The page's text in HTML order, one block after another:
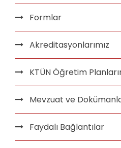
Formlar
Akreditasyonlarımız
KTÜN Öğretim
Mevzuat ve
Faydalı Bağlantılar